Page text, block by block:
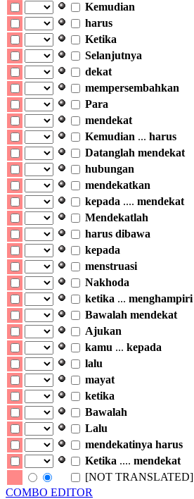
Kemudian
harus
Ketika
Selanjutnya
dekat
mempersembahkan
Para
mendekat
Kemudian ... harus
Datanglah mendekat
hubungan
mendekatkan
kepada .... mendekat
Mendekatlah
harus dibawa
kepada
menstruasi
Nakhoda
ketika ... menghampiri
Bawalah mendekat
Ajukan
kamu ... kepada
lalu
mayat
ketika
Bawalah
Lalu
mendekatinya harus
Ketika .... mendekat
[NOT TRANSLATED]
COMBO EDITOR